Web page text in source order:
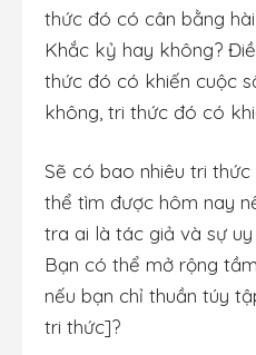
thức đó có cân bằng
Khắc kỷ hay không?
thức đó có khiến cuộc
không, tri thức đó có
Sẽ có bao nhiêu tri
thể tìm được hôm nay
tra ai là tác giả và sự
Bạn có thể mở rộng
nếu bạn chỉ thuần túy
tri thức]?